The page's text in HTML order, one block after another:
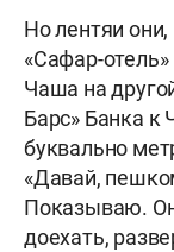
Но лентяи
«Сафар-
Чаша на
Барс» Банка к
буквально
«Давай,
Показываю.
доехать,